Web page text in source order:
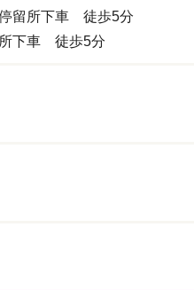
留所下車 徒歩5分
下車 徒歩5分